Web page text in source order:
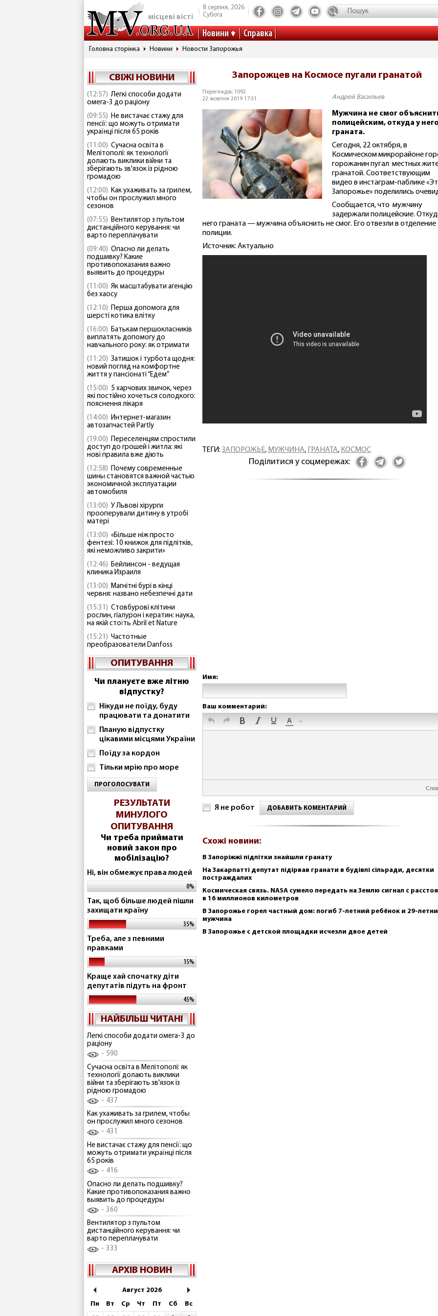
місцеві вісті
8 серпня, 2026
Субота
Новини Справка
Головна сторінка Новини Новости Запорожья
СВІЖІ НОВИНИ
(12:57) Легкі способи додати
омега-3 до раціону
(09:55) Не вистачає стажу для
пенсії: що можуть отримати
українці після 65 років
(11:00) Сучасна освіта в
Мелітополі: як технології
долають виклики війни та
зберігають зв'язок із рідною
громадою
(12:00) Как ухаживать за грилем,
чтобы он прослужил много
сезонов
(07:55) Вентилятор з пультом
дистанційного керування: чи
варто переплачувати
(09:40) Опасно ли делать
подшивку? Какие
противопоказания важно
выявить до процедуры
(11:00) Як масштабувати агенцію
без хаосу
(12:10) Перша допомога для
шерсті котика влітку
(16:00) Батькам першокласників
виплатять допомогу до
навчального року: як отримати
(11:20) Затишок і турбота щодня:
новий погляд на комфортне
життя у пансіонаті “Едем”
(15:00) 5 харчових звичок, через
які постійно хочеться солодкого:
пояснення лікаря
(14:00) Интернет-магазин
автозапчастей Partly
(19:00) Переселенцям спростили
доступ до грошей і житла: які
нові правила вже діють
(12:58) Почему современные
шины становятся важной частью
экономичной эксплуатации
автомобиля
(13:00) У Львові хірурги
прооперували дитину в утробі
матері
(13:00) «Більше ніж просто
фентезі: 10 книжок для підлітків,
які неможливо закрити»
(12:46) Бейлинсон - ведущая
клиника Израиля
(13:00) Магнітні бурі в кінці
червня: названо небезпечні дати
(15:31) Стовбурові клітини
рослин, гіалурон і кератин: наука,
на якій стоїть Abril et Nature
(15:21) Частотные
преобразователи Danfoss
ОПИТУВАННЯ
Чи плануєте вже літню
відпустку?
Нікуди не поїду, буду
працювати та донатити
Планую відпустку
цікавими місцями України
Поїду за кордон
Тільки мрію про море
ПРОГОЛОСУВАТИ
РЕЗУЛЬТАТИ
МИНУЛОГО
ОПИТУВАННЯ
Чи треба приймати
новий закон про
мобілізацію?
Ні, він обмежує права людей
0%
Так, щоб більше людей пішли
захищати країну
35%
Треба, але з певними
правками
15%
Краще хай спочатку діти
депутатів підуть на фронт
45%
НАЙБІЛЬШ ЧИТАНІ
Легкі способи додати омега-3 до
раціону
590
Сучасна освіта в Мелітополі: як
технології долають виклики
війни та зберігають зв'язок із
рідною громадою
437
Как ухаживать за грилем, чтобы
он прослужил много сезонов
431
Не вистачає стажу для пенсії: що
можуть отримати українці після
65 років
416
Опасно ли делать подшивку?
Какие противопоказания важно
выявить до процедуры
360
Вентилятор з пультом
дистанційного керування: чи
варто переплачувати
333
АРХІВ НОВИН
Август 2026
Пн
Вт Ср Чт Пт Сб
Вс
Запорожцев на Космосе пугали гранатой
Переглядів: 1092
22 жовтня 2019 17:31
Андрей Васильев
Мужчина не смог
полицейским, откуда у
граната.
Сегодня, 22 октября, в
Космическом микрорайоне
горожанин пугал местных
гранатой. Соответствующим
видео в инстаграм-паблике
Запорожье» поделились
Сообщается, что мужчину
задержали полицейские.
него граната — мужчина объяснить не смог. Его отвезли в отделение
полиции.
Источник: Актуально
ТЕГИ: ЗАПОРОЖЬЕ, МУЖЧИНА, ГРАНАТА, КОСМОС
Поділитися у соцмережах:
Имя:
Ваш комментарий:
Я не робот ДОБАВИТЬ КОМЕНТАРИЙ
Схожі новини:
В Запоріжжі підлітки знайшли гранату
На Закарпатті депутат підірвав гранати в будівлі сільради, десятки
постраждалих
Космическая связь. NASA сумело передать на Землю сигнал с
в 16 миллионов километров
В Запорожье горел частный дом: погиб 7-летний ребёнок и 29-
мужчина
В Запорожье с детской площадки исчезли двое детей